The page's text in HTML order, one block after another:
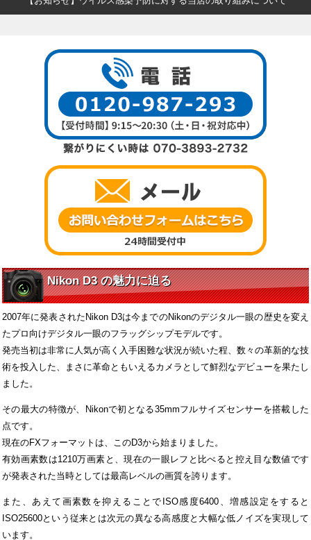
Nikon D3 の魅力に迫る
2007年に発表されたNikon D3は今までのNikonのデジタル一眼の歴史を変え
たプロ向けデジタル一眼のフラッグシップモデルです。
発売当初は非常に人気が高く入手困難な状況が続いた程、数々の革新的な技
術を投入した、まさに革命ともいえるカメラとして鮮烈なデビューを果たし
ました。
その最大の特徴が、Nikonで初となる35mmフルサイズセンサーを搭載した
点です。
現在のFXフォーマットは、このD3から始まりました。
有効画素数は1210万画素と、現在の一眼レフと比べると控え目な数値です
が発表された当時としては最高レベルの画質を誇ります。
また、あえて画素数を抑えることでISO感度6400、増感設定をすると
ISO25600という従来とは次元の異なる高感度と大幅な低ノイズを実現して
います。